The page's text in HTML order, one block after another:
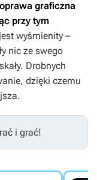
graficzna
przy tym
wyśmienity –
nic ze swego
Drobnych
dzięki czemu
i grać!